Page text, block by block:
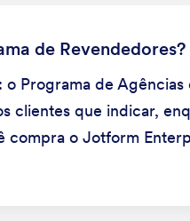
de Revendedores?
Programa de Agências
clientes que indicar,
compra o Jotform